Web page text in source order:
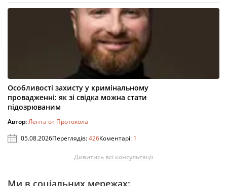
Особливості захисту у кримінальному
провадженні: як зі свідка можна стати
підозрюваним
Автор:Лента от Протокола
05.08.2026Переглядів:426Коментарі: 1
Дивитись всі консультації
Ми в соціальних мережах: